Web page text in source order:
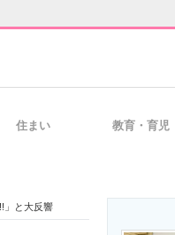
住まい 教育・育児
」と大反響